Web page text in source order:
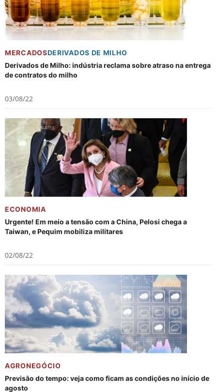
MERCADOSDERIVADOS DE MILHO
Derivados de Milho: indústria reclama sobre atraso na entrega
de contratos do milho
03/08/22
ECONOMIA
Urgente! Em meio a tensão com a China, Pelosi chega a
Taiwan, e Pequim mobiliza militares
02/08/22
AGRONEGÓCIO
Previsão do tempo: veja como ficam as condições no início de
agosto